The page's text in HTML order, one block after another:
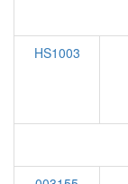
HS1003